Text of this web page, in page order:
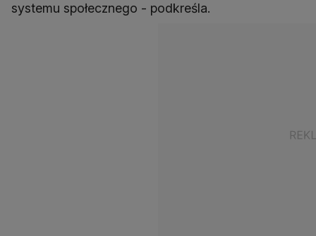
systemu społecznego - podkreśla.